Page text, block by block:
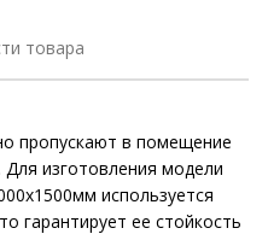
товара
пропускают в помещение
Для изготовления модели
используется
гарантирует ее стойкость